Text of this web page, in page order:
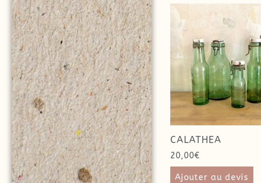
CALATHEA
20,00€
Ajouter au devis